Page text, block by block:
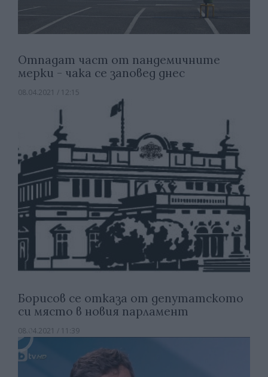
Отпадат част от пандемичните
мерки - чака се заповед днес
08.04.2021 / 12:15
Борисов се отказа от депутатското
си място в новия парламент
08.04.2021 / 11:39